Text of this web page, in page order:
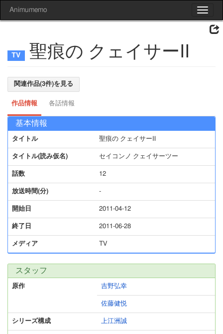
Toggle
Animumemo
聖痕の クェイサーⅡ
関連作品(3件)を見る
作品情報 各話情報
基本情報
タイトル 聖痕の クェイサーⅡ
タイトル(読み仮名) セイコンノ クェイサーツー
話数 12
放送時間(分) -
開始日 2011-04-12
終了日 2011-06-28
メディア TV
スタッフ
原作 吉野弘幸
佐藤健悦
シリーズ構成 上江洲誠